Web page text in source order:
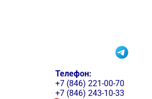
Телефон:
+7 (846) 221-00-70
+7 (846) 243-10-33